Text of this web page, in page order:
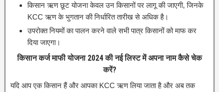
किसान ऋण छूट योजना केवल उन किसानों पर लागू की जाएगी, जिनके
KCC ऋण के भुगतान की निर्धारित तारीख से अधिक है।
उपरोक्त नियमों का पालन करने वाले सभी पात्र किसानों को माफ कर
दिया जाएगा।
किसान कर्ज माफी योजना 2024 की नई लिस्ट में अपना नाम कैसे चेक
करें?
यदि आप एक किसान हैं और आपका KCC ऋण लिया जाता है और अब तक